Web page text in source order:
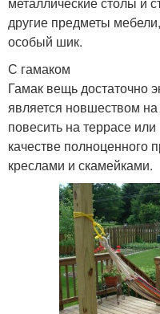
другие предметы
особый шик.
С гамаком
Гамак вещь достаточно
является новшеством
повесить на террасе
качестве полноценного
креслами и скамейками.